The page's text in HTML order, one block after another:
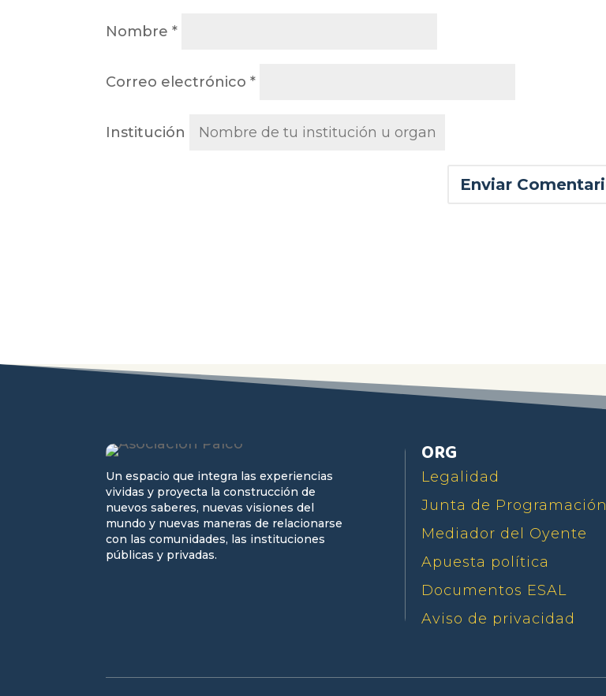
Nombre*
Correo electrónico*
Institución
Un espacio que integra las experiencias
vividas y proyecta la construcción de
nuevos saberes, nuevas visiones del
mundo y nuevas maneras de relacionarse
con las comunidades, las instituciones
públicas y privadas.
ORG
Legalidad
Junta de Programación
Mediador del Oyente
Apuesta política
Documentos ESAL
Aviso de privacidad